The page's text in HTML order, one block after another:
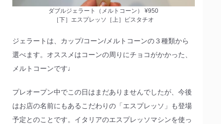
ダブルジェラート（メルトコーン） ¥950
［下］エスプレッソ［上］ピスタチオ
ジェラートは、カップ/コーン/メルトコーンの３種類から
選べます。オススメはコーンの周りにチョコがかかった、
メルトコーンです♩
プレオープン中でこの日はまだありませんでしたが、今後
はお店の名前にもあるこだわりの「エスプレッソ」も登場
予定とのことです。イタリアのエスプレッソマシンを使っ